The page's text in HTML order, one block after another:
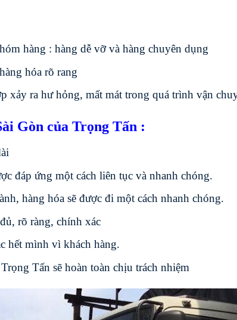
hàng : hàng dễ vỡ và hàng chuyên dụng
hóa rõ rang
xảy ra hư hỏng, mất mát trong quá trình vận
Gòn của Trọng Tấn :
đáp ứng một cách liên tục và nhanh chóng.
hàng hóa sẽ được đi một cách nhanh chóng.
rõ ràng, chính xác
hết mình vì khách hàng.
Tấn sẽ hoàn toàn chịu trách nhiệm